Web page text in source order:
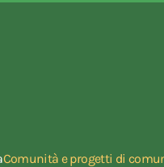
Comunità e progetti di